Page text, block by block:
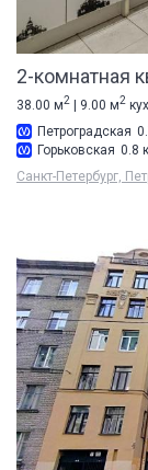
2-комнатная
38.00 м2 | 9.00 м2
Петроградская
Горьковская 0.8
Санкт-Петербург,